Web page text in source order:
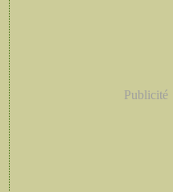
Publicité